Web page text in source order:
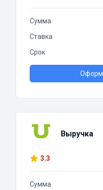
Сумма
Ставка
Срок
Выручка
3.3
Сумма